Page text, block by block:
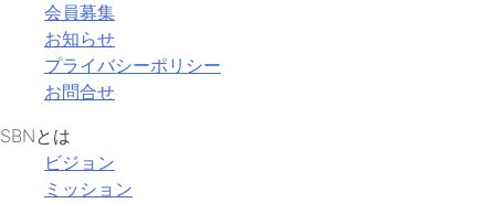
会員募集
お知らせ
プライバシーポリシー
お問合せ
SBNとは
ビジョン
ミッション